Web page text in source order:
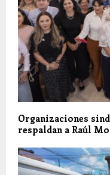
Organizaciones
respaldan a Raúl